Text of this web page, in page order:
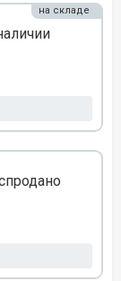
на складе